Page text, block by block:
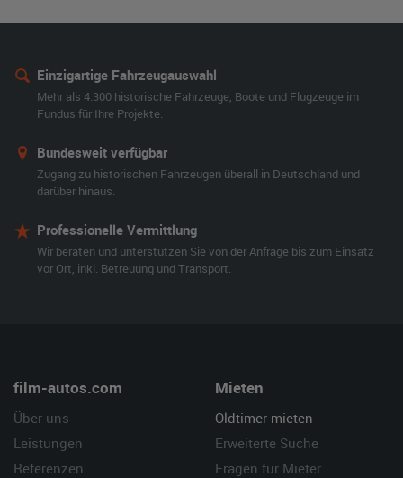
Einzigartige Fahrzeugauswahl
Mehr als 4.300 historische Fahrzeuge, Boote und Flugzeuge im
Fundus für Ihre Projekte.
Bundesweit verfügbar
Zugang zu historischen Fahrzeugen überall in Deutschland und
darüber hinaus.
Professionelle Vermittlung
Wir beraten und unterstützen Sie von der Anfrage bis zum Einsatz
vor Ort, inkl. Betreuung und Transport.
film-autos.com
Über uns
Leistungen
Referenzen
Mieten
Oldtimer mieten
Erweiterte Suche
Fragen für Mieter